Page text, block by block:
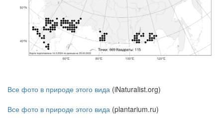
Все фото в природе этого вида (iNaturalist.org)
Все фото в природе этого вида (plantarium.ru)